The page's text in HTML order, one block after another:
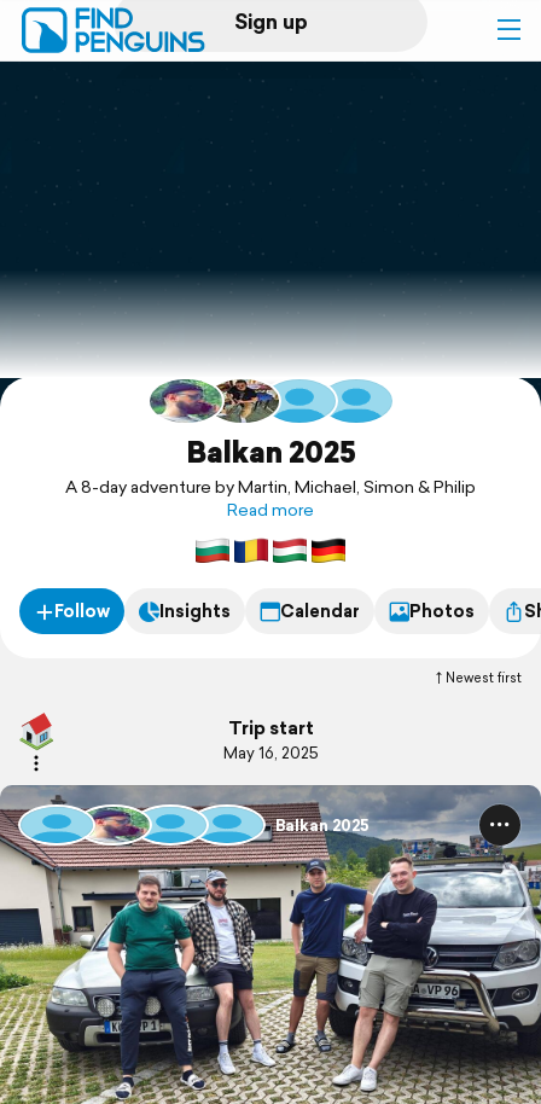
Sign up
Log in
Print a book
Flyover video
Explore
Balkan 2025
A 8-day adventure by Martin, Michael, Simon & Philip
Read more
Follow Insights Calendar Photos
Newest first
Trip start
May 16, 2025
Balkan 2025